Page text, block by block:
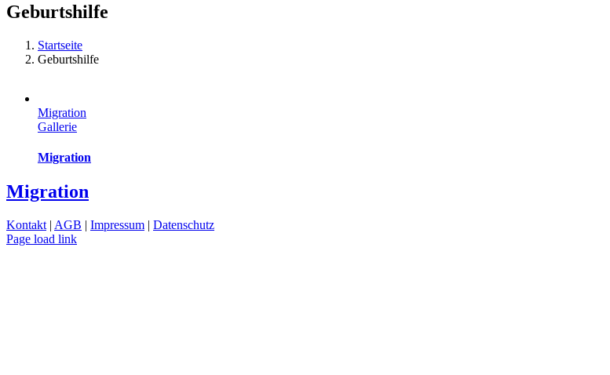
Geburtshilfe
Startseite
Geburtshilfe
Migration
Gallerie
Migration
Migration
Kontakt | AGB | Impressum | Datenschutz
Page load link